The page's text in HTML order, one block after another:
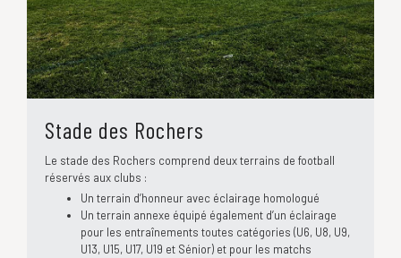
Stade des Rochers
Le stade des Rochers comprend deux terrains de football
réservés aux clubs :
Un terrain d’honneur avec éclairage homologué
Un terrain annexe équipé également d’un éclairage
pour les entraînements toutes catégories (U6, U8, U9,
U13, U15, U17, U19 et Sénior) et pour les matchs